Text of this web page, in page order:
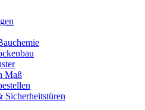
Maß
Sicherheitstüren